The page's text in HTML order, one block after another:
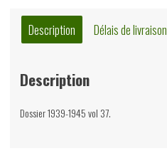
Pierre
de
1968
Description Délais de livraison
Description
Dossier 1939-1945 vol 37.